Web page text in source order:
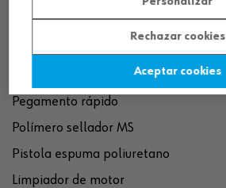
QUÍMICOS
Pegamento rápido
Polímero sellador MS
Pistola espuma poliuretano
Limpiador de motor
Rechazar cookies
Aceptar cookies